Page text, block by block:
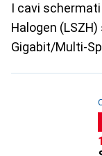
I cavi
Halogen
Gigabit/Multi-